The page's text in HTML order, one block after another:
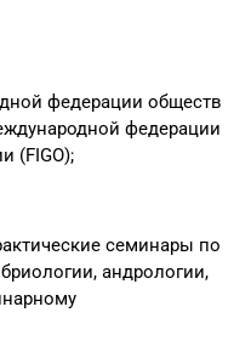
федерации обществ
федерации
(FIGO);
семинары по
андрологии,